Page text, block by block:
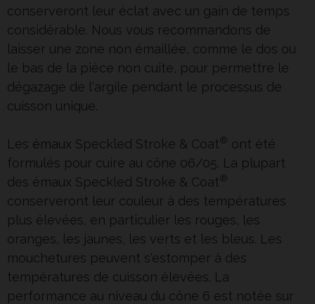
conserveront leur éclat avec un gain de temps
considérable. Nous vous recommandons de
laisser une zone non émaillée, comme le dos ou
le bas de la pièce non cuite, pour permettre le
dégazage de l'argile pendant le processus de
cuisson unique.
Les émaux Speckled Stroke & Coat® ont été
formulés pour cuire au cône 06/05. La plupart
des émaux Speckled Stroke & Coat®
conserveront leur couleur à des températures
plus élevées, en particulier les rouges, les
oranges, les jaunes, les verts et les bleus. Les
mouchetures peuvent s'estomper à des
températures de cuisson élevées. La
performance au niveau du cône 6 est notée sur